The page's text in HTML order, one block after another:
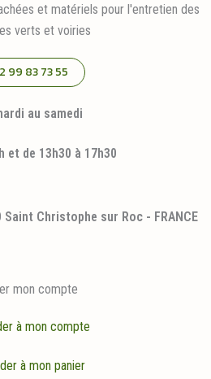
et matériels pour l'entretien des
verts et voiries
99 83 73 55
au samedi
et de 13h30 à 17h30
Christophe sur Roc - FRANCE
mon compte
à mon compte
à mon panier